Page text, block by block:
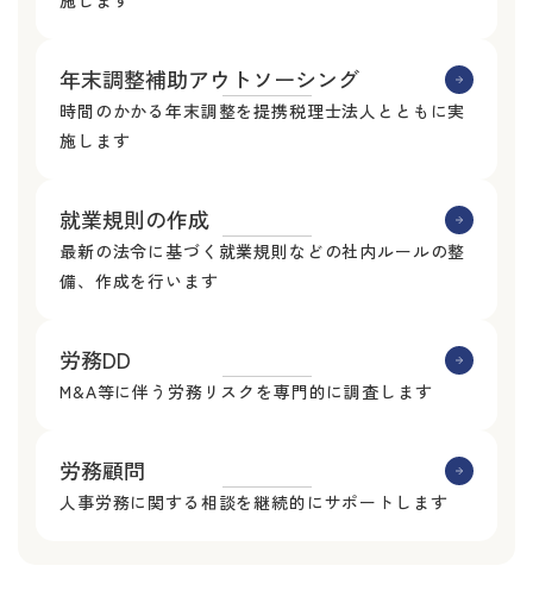
年末調整補助アウトソーシング
時間のかかる年末調整を提携税理士法人とともに実
施します
就業規則の作成
最新の法令に基づく就業規則などの社内ルールの整
備、作成を行います
労務DD
M&A等に伴う労務リスクを専門的に調査します
労務顧問
人事労務に関する相談を継続的にサポートします